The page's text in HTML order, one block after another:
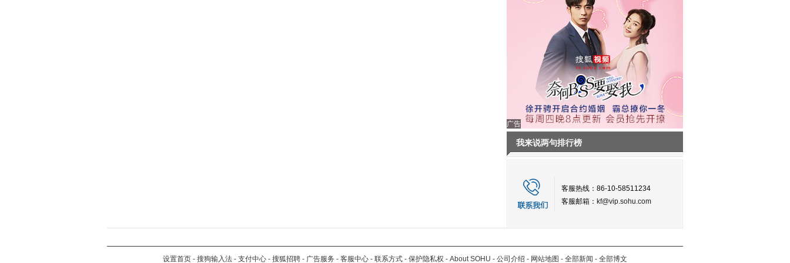
广告
我来说两句排行榜
客服热线：86-10-58511234
客服邮箱： kf@vip.sohu.com
设置首页 - 搜狗输入法 - 支付中心 - 搜狐招聘 - 广告服务 - 客服中心 - 联系方式 - 保护隐私权 - About SOHU - 公司介绍 - 网站地图 - 全部新闻 - 全部博文